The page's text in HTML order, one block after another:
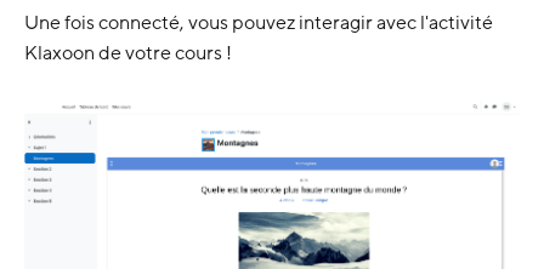
Une fois connecté, vous pouvez interagir avec l'activité
Klaxoon de votre cours !